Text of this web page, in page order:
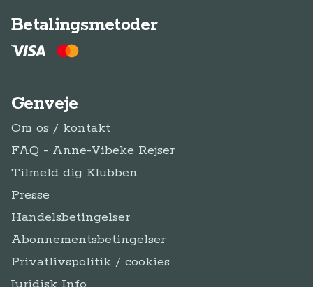
Betalingsmetoder
Genveje
Om os / kontakt
FAQ - Anne-Vibeke Rejser
Tilmeld dig Klubben
Presse
Handelsbetingelser
Abonnementsbetingelser
Privatlivspolitik / cookies